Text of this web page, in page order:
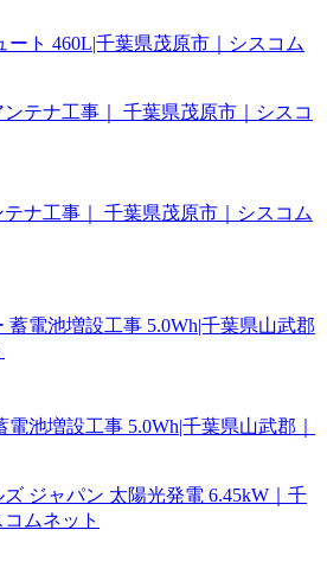
ート 460L|千葉県茂原市｜シスコム
ナ工事｜ 千葉県茂原市｜シスコム
池増設工事 5.0Wh|千葉県山武郡｜